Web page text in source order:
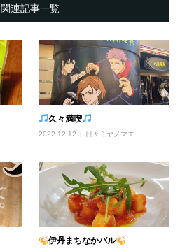
関連記事一覧
久々満喫
2022.12.12 日々ミヤノマエ
伊丹まちなかバル